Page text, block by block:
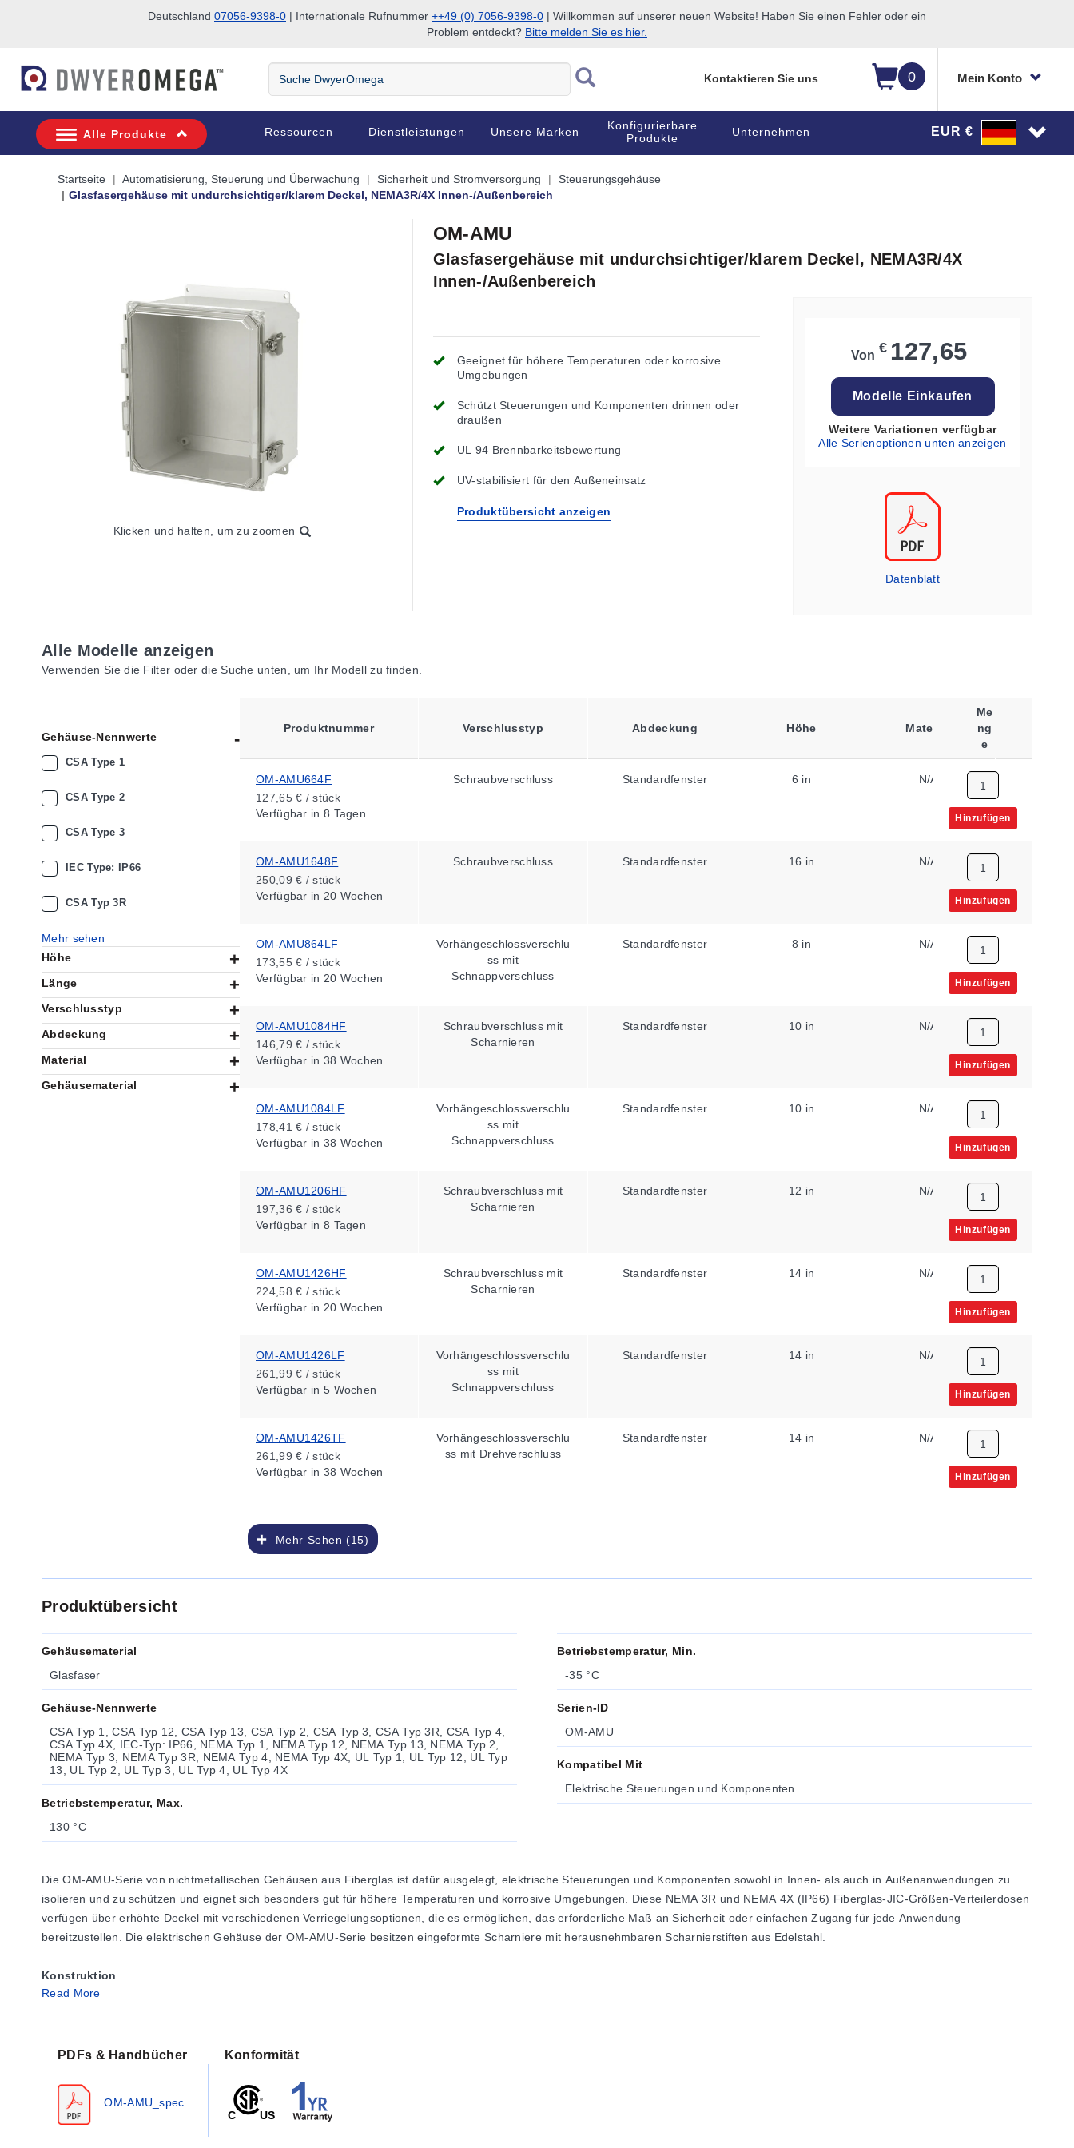
Deutschland 07056-9398-0 | Internationale Rufnummer ++49 (0) 7056-9398-0 | Willkommen auf unserer neuen Website! Haben Sie einen Fehler oder ein
Problem entdeckt? Bitte melden Sie es hier.
0 Mein Konto
Suche
DwyerOmega
Kontaktieren Sie uns
Alle Produkte Ressourcen Dienstleistungen Unsere Marken
Konfigurierbare
Produkte
Unternehmen EUR €
Startseite Automatisierung, Steuerung und Überwachung Sicherheit und Stromversorgung
Steuerungsgehäuse
Glasfasergehäuse mit undurchsichtiger/klarem Deckel, NEMA3R/4X Innen-/Außenbereich
Klicken und halten, um zu zoomen
OM-AMU
Glasfasergehäuse mit undurchsichtiger/klarem Deckel, NEMA3R/4X
Innen-/Außenbereich
Geeignet für höhere Temperaturen oder korrosive
Umgebungen
Schützt Steuerungen und Komponenten drinnen oder
draußen
UL 94 Brennbarkeitsbewertung
UV-stabilisiert für den Außeneinsatz
Produktübersicht anzeigen
Von € 127,65
Modelle Einkaufen
Weitere Variationen verfügbar
Alle Serienoptionen unten anzeigen
Datenblatt
Alle Modelle anzeigen
Verwenden Sie die Filter oder die Suche unten, um Ihr Modell zu finden.
Gehäuse-Nennwerte
CSA Type 1
CSA Type 2
CSA Type 3
IEC Type: IP66
CSA Typ 3R
Mehr sehen
Höhe
Länge
Verschlusstyp
Abdeckung
Material
Gehäusematerial
Mehr Sehen (15)
Produktnummer Verschlusstyp Abdeckung Höhe Material
Me
Ng
E
OM-AMU664F
127,65 € / stück
Verfügbar in 8 Tagen
Schraubverschluss Standardfenster 6 in N/A
Hinzufügen
OM-AMU1648F
250,09 € / stück
Verfügbar in 20 Wochen
Schraubverschluss Standardfenster 16 in N/A
Hinzufügen
OM-AMU864LF
173,55 € / stück
Verfügbar in 20 Wochen
Vorhängeschlossverschlu
ss mit
Schnappverschluss
Standardfenster 8 in N/A
Hinzufügen
OM-AMU1084HF
146,79 € / stück
Verfügbar in 38 Wochen
Schraubverschluss mit
Scharnieren
Standardfenster 10 in N/A
Hinzufügen
OM-AMU1084LF
178,41 € / stück
Verfügbar in 38 Wochen
Vorhängeschlossverschlu
ss mit
Schnappverschluss
Standardfenster 10 in N/A
Hinzufügen
OM-AMU1206HF
197,36 € / stück
Verfügbar in 8 Tagen
Schraubverschluss mit
Scharnieren
Standardfenster 12 in N/A
Hinzufügen
OM-AMU1426HF
224,58 € / stück
Verfügbar in 20 Wochen
Schraubverschluss mit
Scharnieren
Standardfenster 14 in N/A
Hinzufügen
OM-AMU1426LF
261,99 € / stück
Verfügbar in 5 Wochen
Vorhängeschlossverschlu
ss mit
Schnappverschluss
Standardfenster 14 in N/A
Hinzufügen
OM-AMU1426TF
261,99 € / stück
Verfügbar in 38 Wochen
Vorhängeschlossverschlu
ss mit Drehverschluss
Standardfenster 14 in N/A
Hinzufügen
Produktübersicht
Gehäusematerial
Glasfaser
Gehäuse-Nennwerte
CSA Typ 1, CSA Typ 12, CSA Typ 13, CSA Typ 2, CSA Typ 3, CSA Typ 3R, CSA Typ 4,
CSA Typ 4X, IEC-Typ: IP66, NEMA Typ 1, NEMA Typ 12, NEMA Typ 13, NEMA Typ 2,
NEMA Typ 3, NEMA Typ 3R, NEMA Typ 4, NEMA Typ 4X, UL Typ 1, UL Typ 12, UL Typ
13, UL Typ 2, UL Typ 3, UL Typ 4, UL Typ 4X
Betriebstemperatur, Max.
130 °C
Betriebstemperatur, Min.
-35 °C
Serien-ID
OM-AMU
Kompatibel Mit
Elektrische Steuerungen und Komponenten
Die OM-AMU-Serie von nichtmetallischen Gehäusen aus Fiberglas ist dafür ausgelegt, elektrische Steuerungen und Komponenten sowohl in Innen- als auch in Außenanwendungen zu
isolieren und zu schützen und eignet sich besonders gut für höhere Temperaturen und korrosive Umgebungen. Diese NEMA 3R und NEMA 4X (IP66) Fiberglas-JIC-Größen-Verteilerdosen
verfügen über erhöhte Deckel mit verschiedenen Verriegelungsoptionen, die es ermöglichen, das erforderliche Maß an Sicherheit oder einfachen Zugang für jede Anwendung
bereitzustellen. Die elektrischen Gehäuse der OM-AMU-Serie besitzen eingeformte Scharniere mit herausnehmbaren Scharnierstiften aus Edelstahl.
Konstruktion
Fiberglasverstärkte Polyester-Formulierung
Werksseitig montierte, langlebige Polycarbonat-Montageflansche
VerschlüsseDie Fiberglasgehäuse der OM-AMU-Serie sind in mehreren Verschlussarten erhältlich.
Abnehmbarer Deckel mit vier Schrauben
Eingeformtes Scharnier auf einer Seite mit 2 Schrauben auf der gegenüberliegenden Seite
Read More
PDFs & Handbücher
OM-AMU_spec
Konformität